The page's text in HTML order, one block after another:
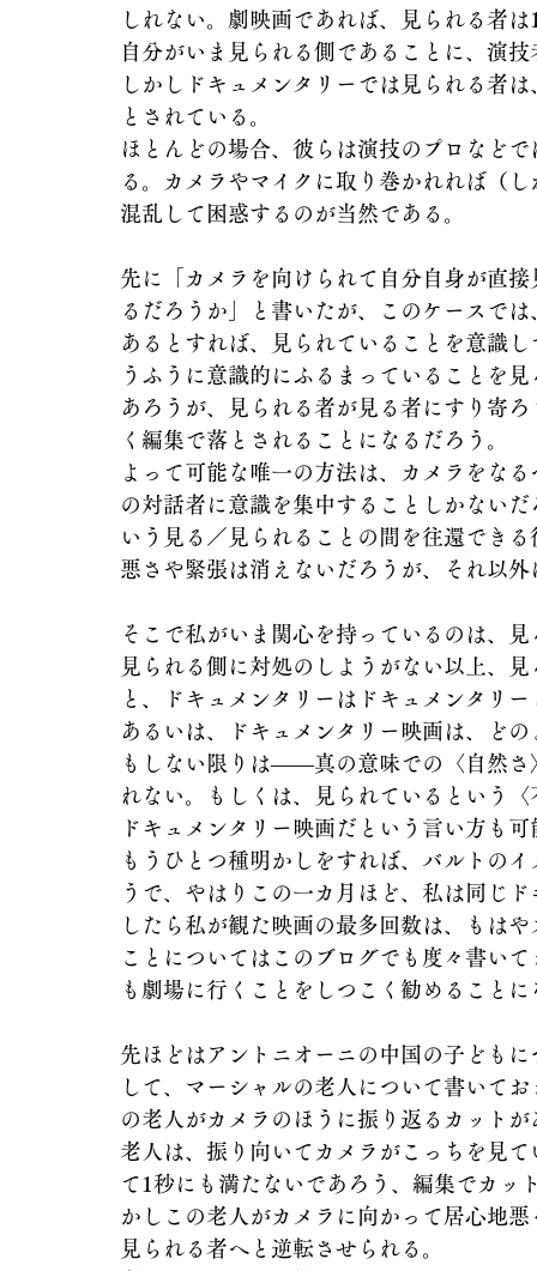
しれない。劇映画であれば、見られる者
自分がいま見られる側であることに、演
しかしドキュメンタリーでは見られる者
とされている。
ほとんどの場合、彼らは演技のプロなど
る。カメラやマイクに取り巻かれれば（
混乱して困惑するのが当然である。
先に「カメラを向けられて自分自身が直
るだろうか」と書いたが、このケースで
あるとすれば、見られていることを意識
うふうに意識的にふるまっていることを
あろうが、見られる者が見る者にすり寄
く編集で落とされることになるだろう。
よって可能な唯一の方法は、カメラをな
の対話者に意識を集中することしかない
いう見る／見られることの間を往還でき
悪さや緊張は消えないだろうが、それ以
そこで私がいま関心を持っているのは、
見られる側に対処のしようがない以上、
と、ドキュメンタリーはドキュメンタリ
あるいは、ドキュメンタリー映画は、ど
もしない限りは――真の意味での〈自然さ
れない。もしくは、見られているという
ドキュメンタリー映画だという言い方も
もうひとつ種明かしをすれば、バルトの
うで、やはりこの一カ月ほど、私は同じ
したら私が観た映画の最多回数は、もは
ことについてはこのブログでも度々書い
も劇場に行くことをしつこく勧めること
先ほどはアントニオーニの中国の子ども
して、マーシャルの老人について書いて
の老人がカメラのほうに振り返るカット
老人は、振り向いてカメラがこっちを見
て1秒にも満たないであろう、編集でカッ
かしこの老人がカメラに向かって居心地
見られる者へと逆転させられる。